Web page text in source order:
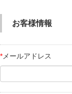
お客様情報
* メールアドレス